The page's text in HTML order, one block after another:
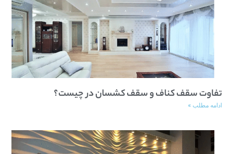
تفاوت سقف کناف و سقف کشسان در چیست؟
ادامه مطلب »